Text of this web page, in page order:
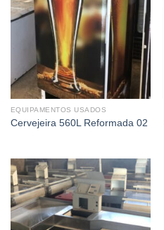
EQUIPAMENTOS USADOS
Cervejeira 560L Reformada 02